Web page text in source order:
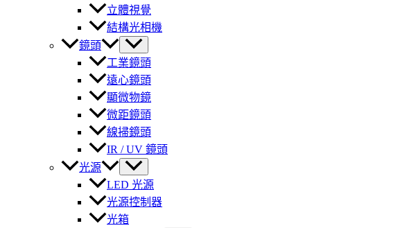
立體視覺
結構光相機
鏡頭
工業鏡頭
遠心鏡頭
顯微物鏡
微距鏡頭
線掃鏡頭
IR / UV 鏡頭
光源
LED 光源
光源控制器
光箱